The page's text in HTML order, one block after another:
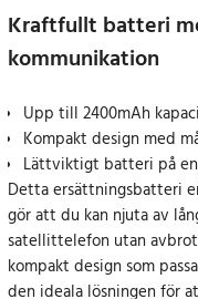
Kraftfullt batteri
kommunikation
Upp till 2400mAh
Kompakt design med
Lättviktigt batteri på
Detta ersättningsbatteri
gör att du kan njuta av
satellittelefon utan
kompakt design som
den ideala lösningen för